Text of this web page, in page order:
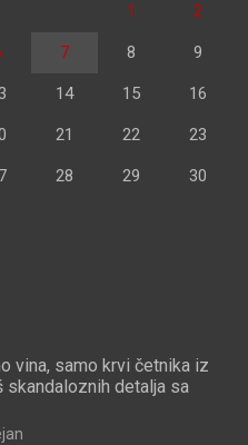
1 2
7 8 9
14 15 16
21 22 23
28 29 30
vina, samo krvi četnika iz
skandaloznih detalja sa